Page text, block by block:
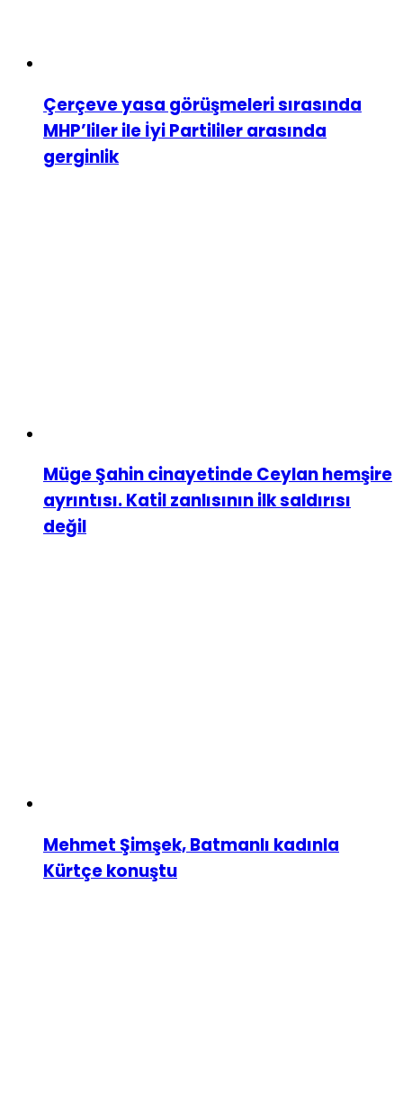
Çerçeve yasa görüşmeleri sırasında
MHP’liler ile İyi Partililer arasında
gerginlik
Müge Şahin cinayetinde Ceylan hemşire
ayrıntısı. Katil zanlısının ilk saldırısı
değil
Mehmet Şimşek, Batmanlı kadınla
Kürtçe konuştu